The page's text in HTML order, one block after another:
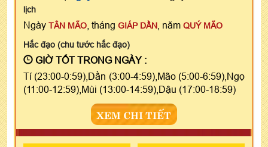
lịch
Ngày TÂN MÃO , tháng GIÁP DẦN , năm QUÝ MÃO
Hắc đạo (chu tước hắc đạo)
GIỜ TỐT TRONG NGÀY :
Tí (23:00-0:59),Dần (3:00-4:59),Mão (5:00-6:59),Ngọ
(11:00-12:59),Mùi (13:00-14:59),Dậu (17:00-18:59)
XEM CHI TIẾT